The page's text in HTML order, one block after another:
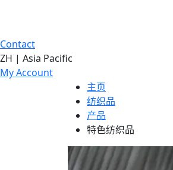
Contact
ZH | Asia Pacific
My Account
主页
纺织品
产品
特色纺织品